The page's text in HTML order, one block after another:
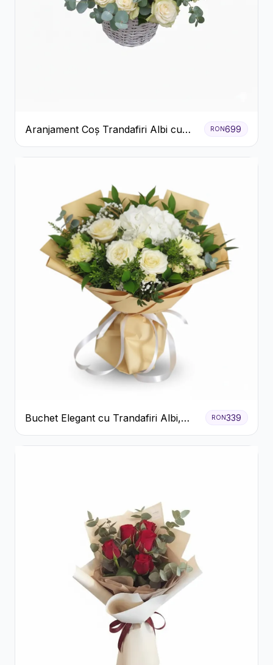
Aranjament Coș Trandafiri Albi cu
Accent Roșu
RON699
Buchet Elegant cu Trandafiri Albi,
Hortensie și Crizanteme Crem
RON339